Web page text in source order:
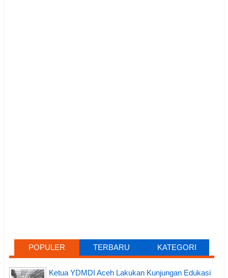
POPULER TERBARU KATEGORI
Ketua YDMDI Aceh Lakukan Kunjungan Edukasi